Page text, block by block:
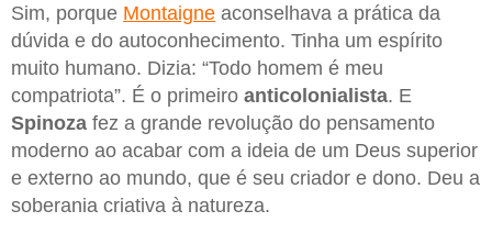
Sim, porque Montaigne aconselhava a prática da
dúvida e do autoconhecimento. Tinha um espírito
muito humano. Dizia: “Todo homem é meu
compatriota”. É o primeiro anticolonialista. E
Spinoza fez a grande revolução do pensamento
moderno ao acabar com a ideia de um Deus superior
e externo ao mundo, que é seu criador e dono. Deu a
soberania criativa à natureza.